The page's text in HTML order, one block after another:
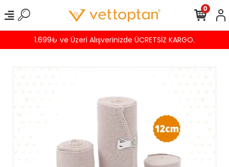
ve Üzeri Alışverinizde ÜCRETSİZ KARGO.
0